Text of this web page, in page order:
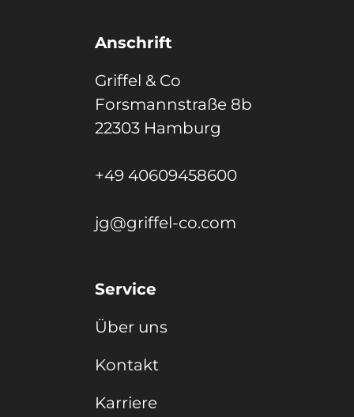
Anschrift
Griffel & Co
Forsmannstraße 8b
22303 Hamburg
+49 40609458600
jg@griffel-co.com
Service
Über uns
Kontakt
Karriere